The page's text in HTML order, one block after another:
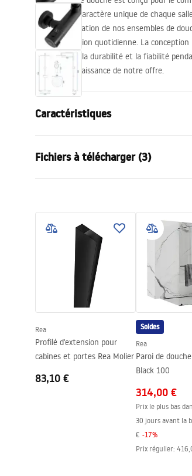
en valeur le caractère unique de chaque
dans la fabrication de nos ensembles de
dans l’utilisation quotidienne. La
garantissent la durabilité et la fiabilité
prendre connaissance de notre offre.
Caractéristiques
Matériel
Type de robinet
Hauteur min.
Bec de baignoire
Réglage de pression
Système Anti-calcaire
Technologie du revêtement
Entraxe des raccords
Fichiers à télécharger (3)
Safety_Information_Shower_set.p
Instructions de montage
shower_set.pdf
Rea
Profilé d'extension pour
cabines et portes Rea Molier
83,10 €
Soldes
Rea
Paroi de
Black 100
314,00 €
Prix le plus bas
30 jours avant la
€ -17%
Prix régulier: